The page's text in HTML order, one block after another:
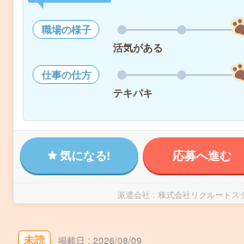
職場の様子
活気がある
仕事の仕方
テキパキ
気になる! 応募へ進む
派遣会社 株式会社リクルートス
未読 掲載日 2026/08/09